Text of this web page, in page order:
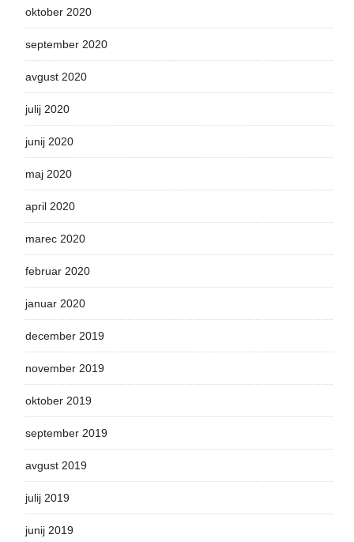
oktober 2020
september 2020
avgust 2020
julij 2020
junij 2020
maj 2020
april 2020
marec 2020
februar 2020
januar 2020
december 2019
november 2019
oktober 2019
september 2019
avgust 2019
julij 2019
junij 2019